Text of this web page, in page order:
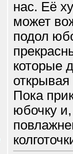
нас. Её
может
подол
которые
Пока
юбочку